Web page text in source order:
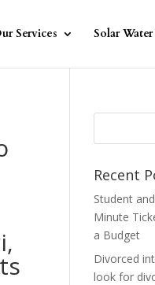
Services Solar
Recent
Student
Minute
a Budget
Divorced
look for